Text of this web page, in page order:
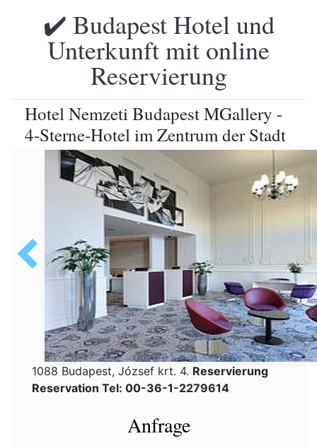
✔️ Budapest Hotel und
Unterkunft mit online
Reservierung
Hotel Nemzeti Budapest MGallery -
4-Sterne-Hotel im Zentrum der Stadt
1088 Budapest, József krt. 4. Reservierung
Reservation Tel: 00-36-1-2279614
Anfrage